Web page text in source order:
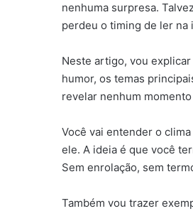
nenhuma surpresa.
perdeu o timing de ler na
Neste artigo, vou
humor, os temas
revelar nenhum
Você vai entender o
ele. A ideia é que você
Sem enrolação, sem
Também vou trazer